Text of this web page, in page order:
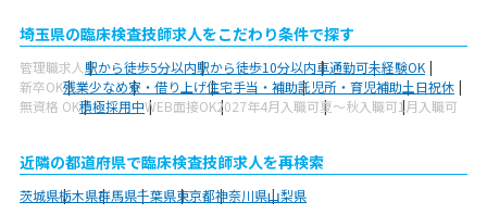
埼玉県の臨床検査技師求人をこだわり条件で探す
管理職求人駅から徒歩5分以内駅から徒歩10分以内車通勤可未経験OK
新卒OK残業少なめ寮・借り上げ住宅手当・補助託児所・育児補助土日祝休
無資格 OK積極採用中WEB面接OK2027年4月入職可夏～秋入職可1月入職可
近隣の都道府県で臨床検査技師求人を再検索
茨城県栃木県群馬県千葉県東京都神奈川県山梨県